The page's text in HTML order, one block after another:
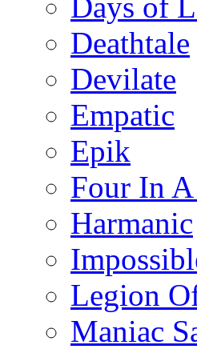
Deathtale
Devilate
Empatic
Epik
Four In A
Harmanic
Legion
Maniac